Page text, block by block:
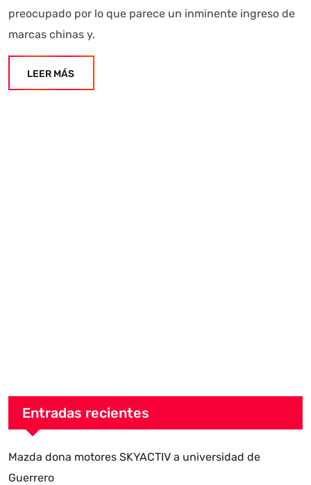
preocupado por lo que parece un inminente ingreso de
marcas chinas y.
LEER MÁS
Entradas recientes
Mazda dona motores SKYACTIV a universidad de
Guerrero